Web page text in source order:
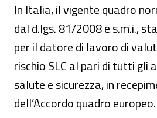
In Italia, il vigente quadro
dal d.lgs. 81/2008 e s.m.i.,
per il datore di lavoro di
rischio SLC al pari di tutti gli
salute e sicurezza, in
dell’Accordo quadro